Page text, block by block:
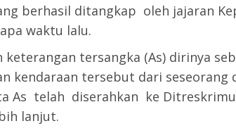
berhasil ditangkap oleh jajaran
waktu lalu.
keterangan tersangka (As) dirinya
kendaraan tersebut dari seseorang
As telah diserahkan ke
lanjut.